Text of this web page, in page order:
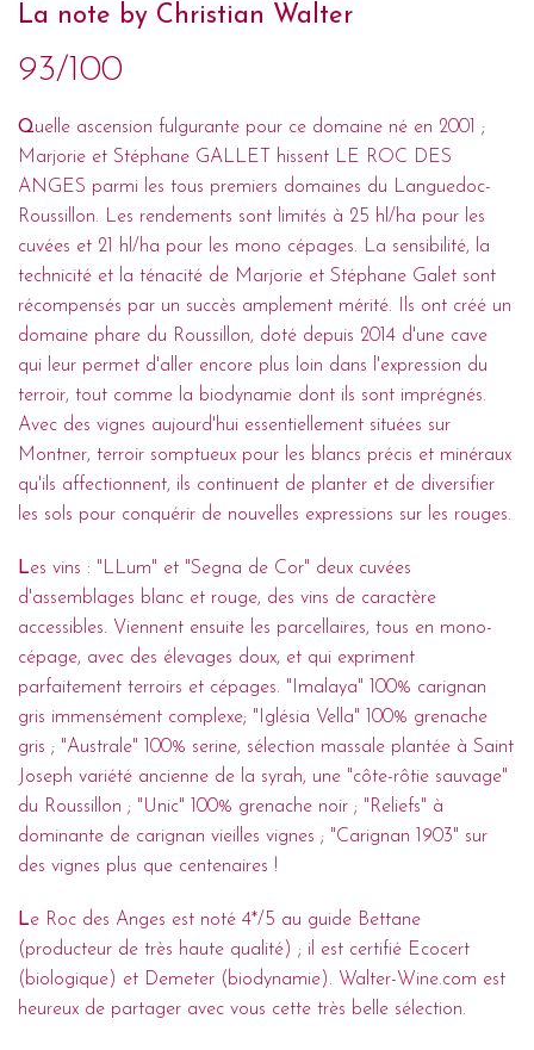
La note by Christian Walter
93/100
Quelle ascension fulgurante pour ce domaine né en 2001 ;
Marjorie et Stéphane GALLET hissent LE ROC DES
ANGES parmi les tous premiers domaines du Languedoc-
Roussillon. Les rendements sont limités à 25 hl/ha pour les
cuvées et 21 hl/ha pour les mono cépages. La sensibilité, la
technicité et la ténacité de Marjorie et Stéphane Galet sont
récompensés par un succès amplement mérité. Ils ont créé un
domaine phare du Roussillon, doté depuis 2014 d'une cave
qui leur permet d'aller encore plus loin dans l'expression du
terroir, tout comme la biodynamie dont ils sont imprégnés.
Avec des vignes aujourd'hui essentiellement situées sur
Montner, terroir somptueux pour les blancs précis et minéraux
qu'ils affectionnent, ils continuent de planter et de diversifier
les sols pour conquérir de nouvelles expressions sur les rouges.
Les vins : "LLum" et "Segna de Cor" deux cuvées
d'assemblages blanc et rouge, des vins de caractère
accessibles. Viennent ensuite les parcellaires, tous en mono-
cépage, avec des élevages doux, et qui expriment
parfaitement terroirs et cépages. "Imalaya" 100% carignan
gris immensément complexe; "Iglésia Vella" 100% grenache
gris ; "Australe" 100% serine, sélection massale plantée à Saint
Joseph variété ancienne de la syrah, une "côte-rôtie sauvage"
du Roussillon ; "Unic" 100% grenache noir ; "Reliefs" à
dominante de carignan vieilles vignes ; "Carignan 1903" sur
des vignes plus que centenaires !
Le Roc des Anges est noté 4*/5 au guide Bettane
(producteur de très haute qualité) ; il est certifié Ecocert
(biologique) et Demeter (biodynamie). Walter-Wine.com est
heureux de partager avec vous cette très belle sélection.